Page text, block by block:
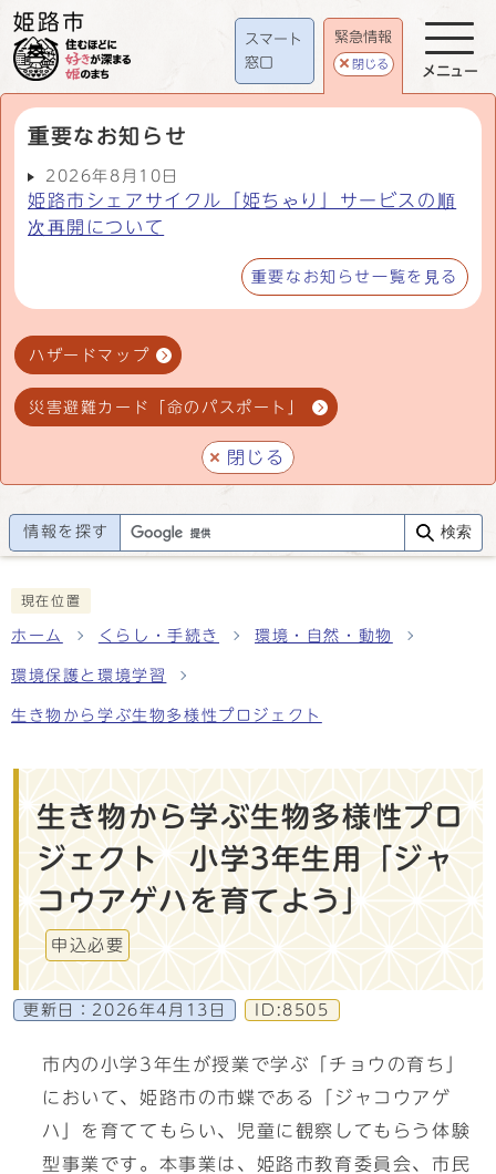
スマート
窓口
緊急情報
閉じる
重要なお知らせ
2026年8月10日
姫路市シェアサイクル「姫ちゃり」サービスの順
次再開について
重要なお知らせ一覧を見る
ハザードマップ
災害避難カード「命のパスポート」
閉じる
メニュー
情報を探す 検索
現在位置
ホーム くらし・手続き 環境・自然・動物
環境保護と環境学習
生き物から学ぶ生物多様性プロジェクト
生き物から学ぶ生物多様性プロ
ジェクト 小学3年生用「ジャ
コウアゲハを育てよう」
申込必要
更新日： 2026年4月13日 ID:8505
市内の小学3年生が授業で学ぶ「チョウの育ち」
において、姫路市の市蝶である「ジャコウアゲ
ハ」を育ててもらい、児童に観察してもらう体験
型事業です。本事業は、姫路市教育委員会、市民